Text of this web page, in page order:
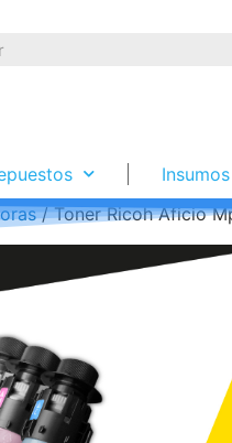
/ Toner Ricoh Aficio